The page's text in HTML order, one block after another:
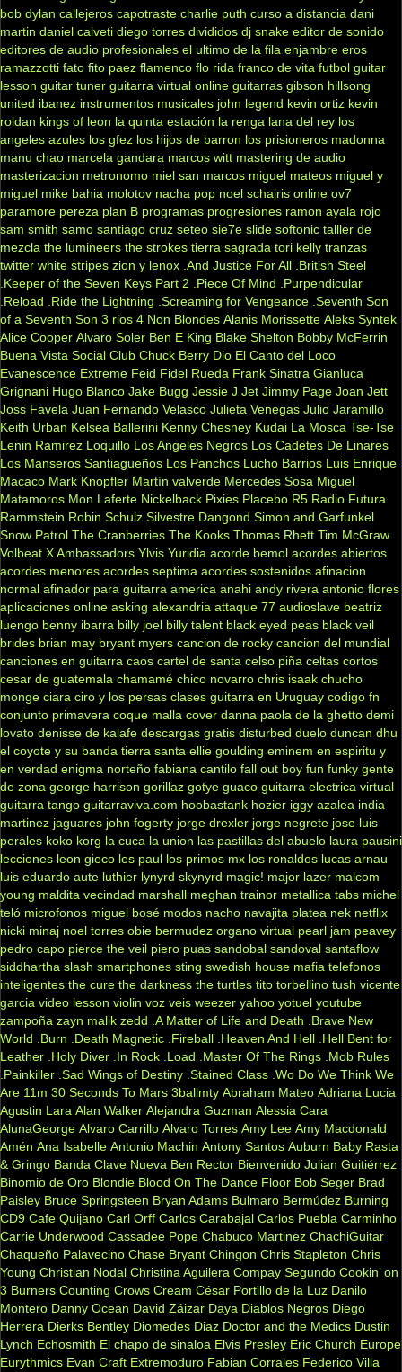
bob dylan callejeros capotraste charlie puth curso a distancia dani
martin daniel calveti diego torres divididos dj snake editor de sonido
editores de audio profesionales el ultimo de la fila enjambre eros
ramazzotti fato fito paez flamenco flo rida franco de vita futbol guitar
lesson guitar tuner guitarra virtual online guitarras gibson hillsong
united ibanez instrumentos musicales john legend kevin ortiz kevin
roldan kings of leon la quinta estación la renga lana del rey los
angeles azules los gfez los hijos de barron los prisioneros madonna
manu chao marcela gandara marcos witt mastering de audio
masterizacion metronomo miel san marcos miguel mateos miguel y
miguel mike bahia molotov nacha pop noel schajris online ov7
paramore pereza plan B programas progresiones ramon ayala rojo
sam smith samo santiago cruz seteo sie7e slide softonic talller de
mezcla the lumineers the strokes tierra sagrada tori kelly tranzas
twitter white stripes zion y lenox .And Justice For All .British Steel
.Keeper of the Seven Keys Part 2
.Piece Of Mind
.Purpendicular
.Reload
.Ride the Lightning .Screaming for Vengeance .Seventh Son
of a Seventh Son 3 rios 4 Non Blondes Alanis Morissette Aleks Syntek
Alice Cooper Alvaro Soler Ben E King Blake Shelton Bobby McFerrin
Buena Vista Social Club Chuck Berry Dio El Canto del Loco
Evanescence Extreme Feid Fidel Rueda Frank Sinatra Gianluca
Grignani Hugo Blanco Jake Bugg Jessie J Jet Jimmy Page Joan Jett
Joss Favela Juan Fernando Velasco Julieta Venegas Julio Jaramillo
Keith Urban Kelsea Ballerini Kenny Chesney Kudai La Mosca Tse-Tse
Lenin Ramirez Loquillo Los Angeles Negros Los Cadetes De Linares
Los Manseros Santiagueños Los Panchos Lucho Barrios Luis Enrique
Macaco Mark Knopfler Martín valverde Mercedes Sosa Miguel
Matamoros Mon Laferte Nickelback Pixies Placebo R5 Radio Futura
Rammstein Robin Schulz Silvestre Dangond Simon and Garfunkel
Snow Patrol The Cranberries The Kooks Thomas Rhett Tim McGraw
Volbeat X Ambassadors Ylvis Yuridia acorde bemol acordes abiertos
acordes menores acordes septima acordes sostenidos afinacion
normal afinador para guitarra america anahi andy rivera antonio flores
aplicaciones online asking alexandria attaque 77 audioslave beatriz
luengo benny ibarra billy joel billy talent black eyed peas black veil
brides brian may bryant myers cancion de rocky cancion del mundial
canciones en guitarra caos cartel de santa celso piña celtas cortos
cesar de guatemala chamamé chico novarro chris isaak chucho
monge ciara ciro y los persas clases guitarra en Uruguay codigo fn
conjunto primavera coque malla cover danna paola de la ghetto demi
lovato denisse de kalafe descargas gratis disturbed duelo duncan dhu
el coyote y su banda tierra santa ellie goulding eminem en espiritu y
en verdad enigma norteño fabiana cantilo fall out boy fun funky gente
de zona george harrison gorillaz gotye guaco guitarra electrica virtual
guitarra tango guitarraviva.com hoobastank hozier iggy azalea india
martinez jaguares john fogerty jorge drexler jorge negrete jose luis
perales koko korg la cuca la union las pastillas del abuelo laura pausini
lecciones leon gieco les paul los primos mx los ronaldos lucas arnau
luis eduardo aute luthier lynyrd skynyrd magic! major lazer malcom
young maldita vecindad marshall meghan trainor metallica tabs michel
teló microfonos miguel bosé modos nacho navajita platea nek netflix
nicki minaj noel torres obie bermudez organo virtual pearl jam peavey
pedro capo pierce the veil piero puas sandobal sandoval santaflow
siddhartha slash smartphones sting swedish house mafia telefonos
inteligentes the cure the darkness the turtles tito torbellino tush vicente
garcia video lesson violin voz veis weezer yahoo yotuel youtube
zampoña zayn malik zedd .A Matter of Life and Death
.Brave New
World
.Burn .Death Magnetic .Fireball .Heaven And Hell .Hell Bent for
Leather .Holy Diver .In Rock .Load .Master Of The Rings .Mob Rules
.Painkiller .Sad Wings of Destiny .Stained Class .Wo Do We Think We
Are 11m 30 Seconds To Mars 3ballmty Abraham Mateo Adriana Lucia
Agustin Lara Alan Walker Alejandra Guzman Alessia Cara
AlunaGeorge Alvaro Carrillo Alvaro Torres Amy Lee Amy Macdonald
Amén Ana Isabelle Antonio Machin Antony Santos Auburn Baby Rasta
& Gringo Banda Clave Nueva Ben Rector Bienvenido Julian Guitiérrez
Binomio de Oro Blondie Blood On The Dance Floor Bob Seger Brad
Paisley Bruce Springsteen Bryan Adams Bulmaro Bermúdez Burning
CD9 Cafe Quijano Carl Orff Carlos Carabajal Carlos Puebla Carminho
Carrie Underwood Cassadee Pope Chabuco Martinez ChachiGuitar
Chaqueño Palavecino Chase Bryant Chingon Chris Stapleton Chris
Young Christian Nodal Christina Aguilera Compay Segundo Cookin’ on
3 Burners Counting Crows Cream César Portillo de la Luz Danilo
Montero Danny Ocean David Záizar Daya Diablos Negros Diego
Herrera Dierks Bentley Diomedes Diaz Doctor and the Medics Dustin
Lynch Echosmith El chapo de sinaloa Elvis Presley Eric Church Europe
Eurythmics Evan Craft Extremoduro Fabian Corrales Federico Villa